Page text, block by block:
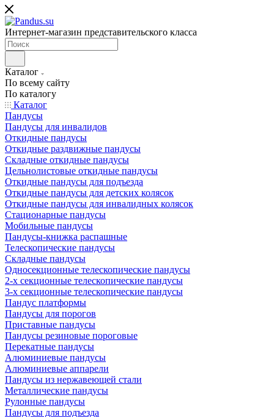
Интернет-магазин представительского класса
Каталог
По всему сайту
По каталогу
Каталог
Пандусы
Пандусы для инвалидов
Откидные пандусы
Откидные раздвижные пандусы
Складные откидные пандусы
Цельнолистовые откидные пандусы
Откидные пандусы для подъезда
Откидные пандусы для детских колясок
Откидные пандусы для инвалидных колясок
Стационарные пандусы
Мобильные пандусы
Пандусы-книжка распашные
Телескопические пандусы
Складные пандусы
Односекционные телескопические пандусы
2-х секционные телескопические пандусы
3-х секционные телескопические пандусы
Пандус платформы
Пандусы для порогов
Приставные пандусы
Пандусы резиновые пороговые
Перекатные пандусы
Алюминиевые пандусы
Алюминиевые аппарели
Пандусы из нержавеющей стали
Металлические пандусы
Рулонные пандусы
Пандусы для подъезда